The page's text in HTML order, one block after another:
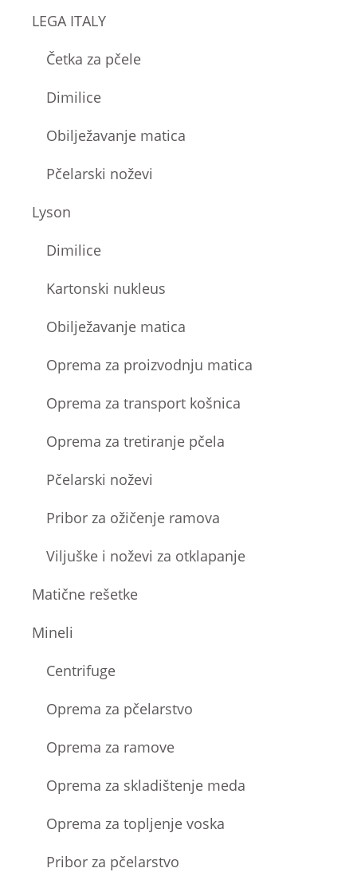
LEGA ITALY
Četka za pčele
Dimilice
Obilježavanje matica
Pčelarski noževi
Lyson
Dimilice
Kartonski nukleus
Obilježavanje matica
Oprema za proizvodnju matica
Oprema za transport košnica
Oprema za tretiranje pčela
Pčelarski noževi
Pribor za ožičenje ramova
Viljuške i noževi za otklapanje
Matične rešetke
Mineli
Centrifuge
Oprema za pčelarstvo
Oprema za ramove
Oprema za skladištenje meda
Oprema za topljenje voska
Pribor za pčelarstvo